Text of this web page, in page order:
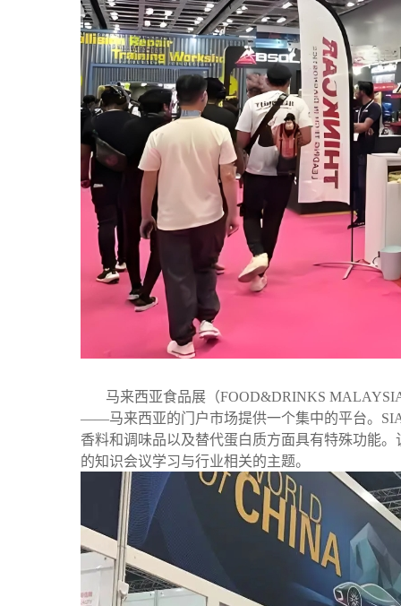
马来西亚食品展（FOOD&DRINKS MALAYSIA
——马来西亚的门户市场提供一个集中的平台。
香料和调味品以及替代蛋白质方面具有特殊功能
的知识会议学习与行业相关的主题。